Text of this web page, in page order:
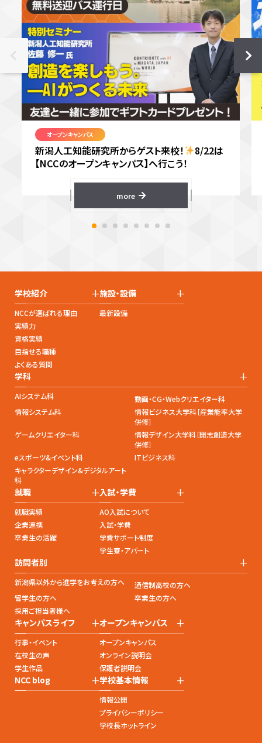
オープンキャンパス
新潟人工知能研究所からゲスト来校！
8/22は
【NCCのオープンキャンパス】へ行こう！
more
学校紹介 +
NCCが選ばれる理由
実績力
資格実績
目指せる職種
よくある質問
施設・設備 +
最新設備
学科 +
AIシステム科
動画・CG・Webクリエイター科
情報システム科
情報ビジネス大学科［産業能率大学
併修］
ゲームクリエイター科
情報デザイン大学科［開志創造大学
併修］
eスポーツ&イベント科
ITビジネス科
キャラクターデザイン&デジタルアート
科
就職 +
就職実績
企業連携
卒業生の活躍
入試・学費 +
AO入試について
入試・学費
学費サポート制度
学生寮・アパート
訪問者別 +
新潟県以外から進学をお考えの方へ
通信制高校の方へ
留学生の方へ
卒業生の方へ
採用ご担当者様へ
キャンパスライフ +
行事・イベント
在校生の声
学生作品
オープンキャンパス +
オープンキャンパス
オンライン説明会
保護者説明会
NCC blog +学校基本情報 +
情報公開
プライバシーポリシー
学校長ホットライン